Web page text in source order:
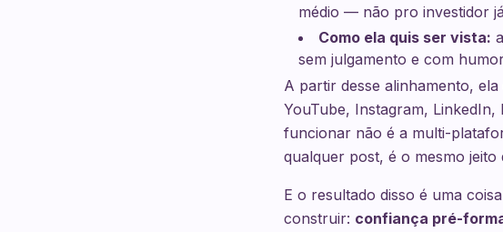
médio — não pro investidor
Como ela quis ser vista:
sem julgamento e com
A partir desse alinhamento,
YouTube, Instagram,
funcionar não é a multi-
qualquer post, é o mesmo
E o resultado disso é uma
construir: confiança pré-